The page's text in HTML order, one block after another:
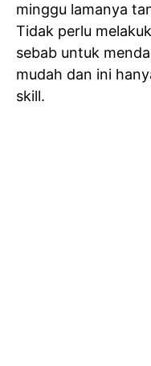
minggu lamanya
Tidak perlu
sebab untuk
mudah dan ini
skill.